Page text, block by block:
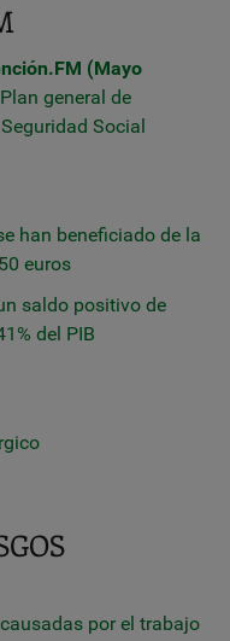
(Mayo
general de
Social
han beneficiado de la
euros
saldo positivo de
del PIB
por el trabajo